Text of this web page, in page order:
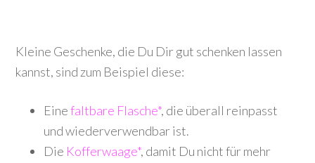
Kleine Geschenke, die Du Dir gut schenken lassen
kannst, sind zum Beispiel diese:
Einefaltbare Flasche*, die überall reinpasst
und wiederverwendbar ist.
Die Kofferwaage*, damit Du nicht für mehr